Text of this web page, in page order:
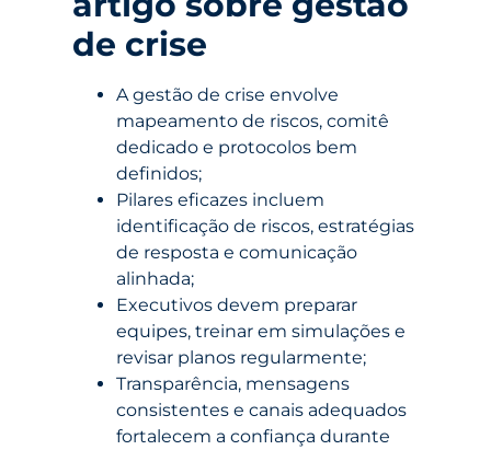
de crise
A gestão de crise envolve
mapeamento de riscos, comitê
dedicado e protocolos bem
definidos;
Pilares eficazes incluem
identificação de riscos, estratégias
de resposta e comunicação
alinhada;
Executivos devem preparar
equipes, treinar em simulações e
revisar planos regularmente;
Transparência, mensagens
consistentes e canais adequados
fortalecem a confiança durante